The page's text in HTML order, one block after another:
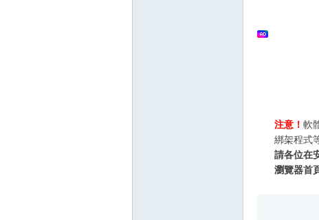
注意！ 軟
綁架程式
請各位在
瀏覽器首